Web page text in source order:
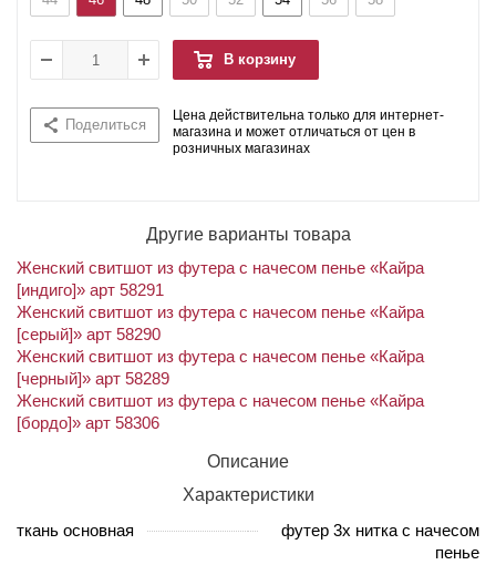
В корзину
Поделиться
Цена действительна только для интернет-
магазина и может отличаться от цен в
розничных магазинах
Другие варианты товара
Женский свитшот из футера с начесом пенье «Кайра
[индиго]» арт 58291
Женский свитшот из футера с начесом пенье «Кайра
[серый]» арт 58290
Женский свитшот из футера с начесом пенье «Кайра
[черный]» арт 58289
Женский свитшот из футера с начесом пенье «Кайра
[бордо]» арт 58306
Описание
Характеристики
ткань основная
футер 3х нитка с начесом
пенье